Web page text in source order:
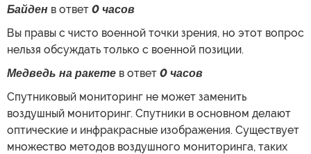
Байден в ответ 0 часов
Вы правы с чисто военной точки зрения, но этот вопрос
нельзя обсуждать только с военной позиции.
Медведь на ракете в ответ 0 часов
Спутниковый мониторинг не может заменить
воздушный мониторинг. Спутники в основном делают
оптические и инфракрасные изображения. Существует
множество методов воздушного мониторинга, таких